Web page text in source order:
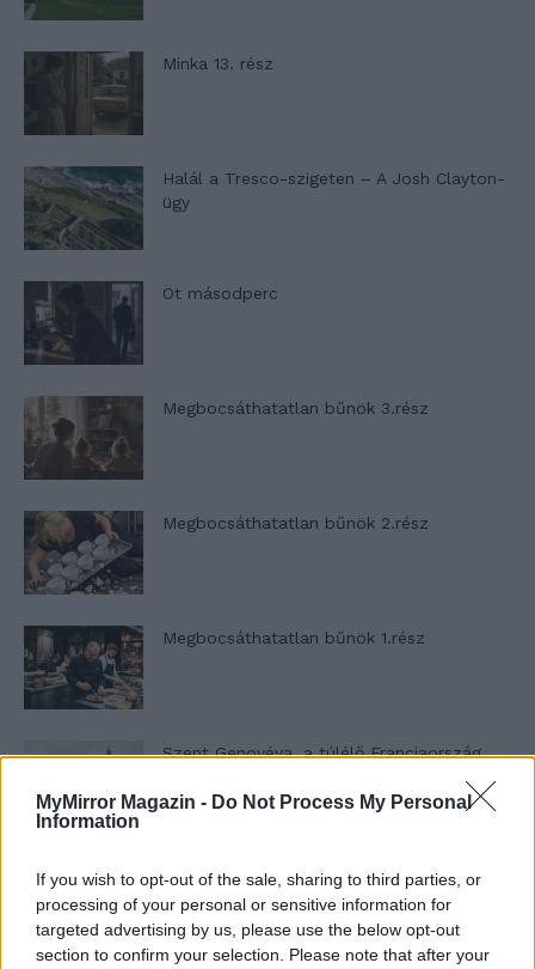
MyMirror Magazin - Do Not Process My Personal
Information
If you wish to opt-out of the sale, sharing to third parties, or
processing of your personal or sensitive information for
targeted advertising by us, please use the below opt-out
section to confirm your selection. Please note that after your
Minka 13. rész
Halál a Tresco-szigeten – A Josh Clayton-
ügy
Öt másodperc
Megbocsáthatatlan bűnök 3.rész
Megbocsáthatatlan bűnök 2.rész
Megbocsáthatatlan bűnök 1.rész
Szent Genovéva, a túlélő Franciaország